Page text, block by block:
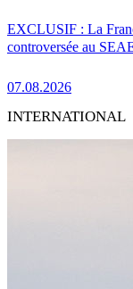
EXCLUSIF : La
controversée au
07.08.2026
INTERNATIONAL